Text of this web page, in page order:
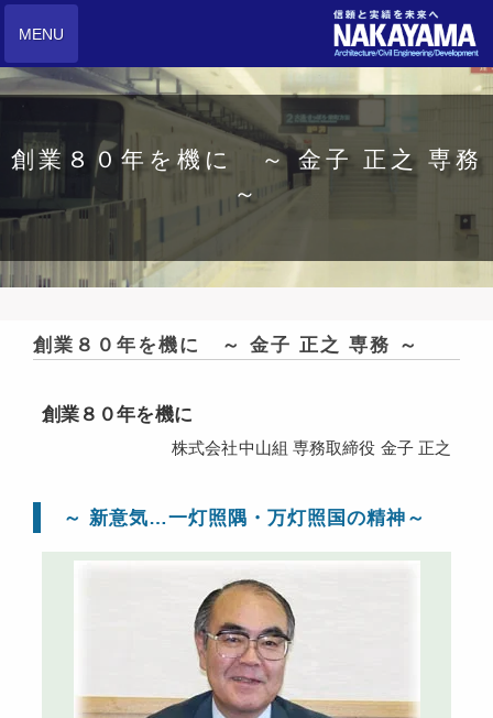
MENU
創業８０年を機に ～ 金子 正之 専務
～
創業８０年を機に ～ 金子 正之 専務 ～
創業８０年を機に
株式会社中山組 専務取締役 金子 正之
～ 新意気…一灯照隅・万灯照国の精神～